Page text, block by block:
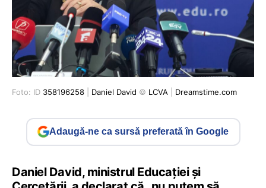
Foto: ID 358196258 Daniel David © LCVA Dreamstime.com
Adaugă-ne ca sursă preferată în Google
Daniel David, ministrul Educației și